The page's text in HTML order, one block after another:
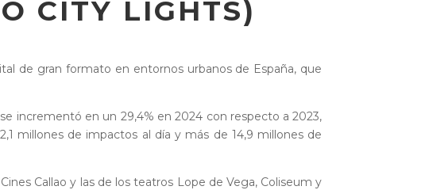
CITY LIGHTS)
de gran formato en entornos urbanos de España, que
incrementó en un 29,4% en 2024 con respecto a 2023,
millones de impactos al día y más de 14,9 millones de
Callao y las de los teatros Lope de Vega, Coliseum y